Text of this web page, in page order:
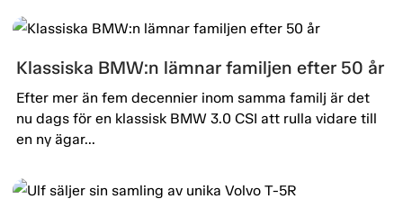
Klassiska BMW:n lämnar familjen efter 50 år
Efter mer än fem decennier inom samma familj är det
nu dags för en klassisk BMW 3.0 CSI att rulla vidare till
en ny ägar...